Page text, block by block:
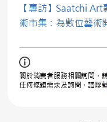
【專訪】Saatchi
術市集：為數位藝術
關於消費者服務相關詢問，
任何媒體需求及詢問，請聯